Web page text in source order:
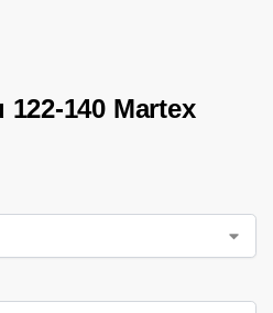
140 Martex